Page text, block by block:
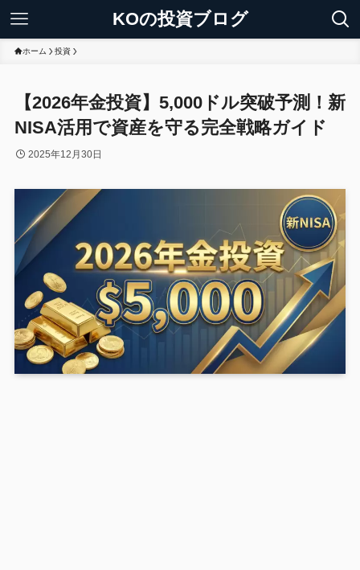
KOの投資ブログ
ホーム 投資
【2026年金投資】5,000ドル突破予測！新
NISA活用で資産を守る完全戦略ガイド
2025年12月30日